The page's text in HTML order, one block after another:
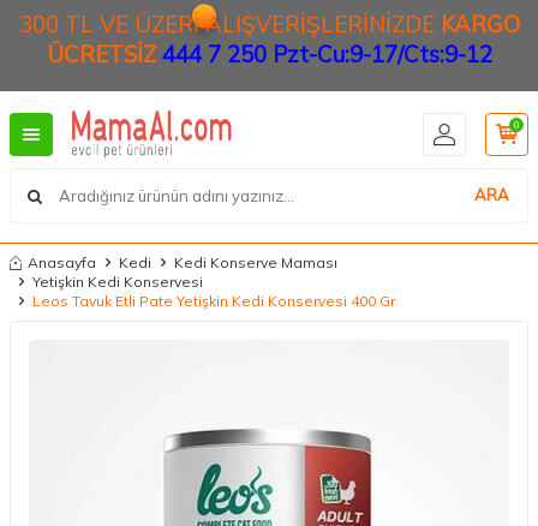
300 TL VE ÜZERİ ALIŞVERİŞLERİNİZDE KARGO
ÜCRETSİZ444 7 250 Pzt-Cu:9-17/Cts:9-12
ARA
0
Anasayfa Kedi
Kedi Konserve Maması
Yetişkin Kedi Konservesi
Leos Tavuk Etli Pate Yetişkin Kedi Konservesi 400 Gr